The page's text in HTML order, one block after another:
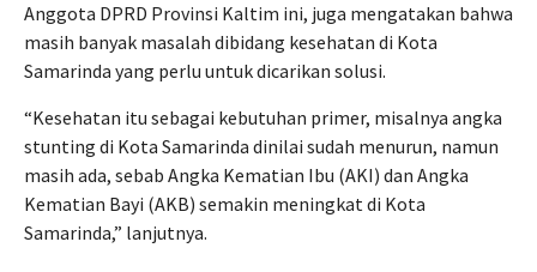
Anggota DPRD Provinsi Kaltim ini, juga mengatakan bahwa
masih banyak masalah dibidang kesehatan di Kota
Samarinda yang perlu untuk dicarikan solusi.
“Kesehatan itu sebagai kebutuhan primer, misalnya angka
stunting di Kota Samarinda dinilai sudah menurun, namun
masih ada, sebab Angka Kematian Ibu (AKI) dan Angka
Kematian Bayi (AKB) semakin meningkat di Kota
Samarinda,” lanjutnya.